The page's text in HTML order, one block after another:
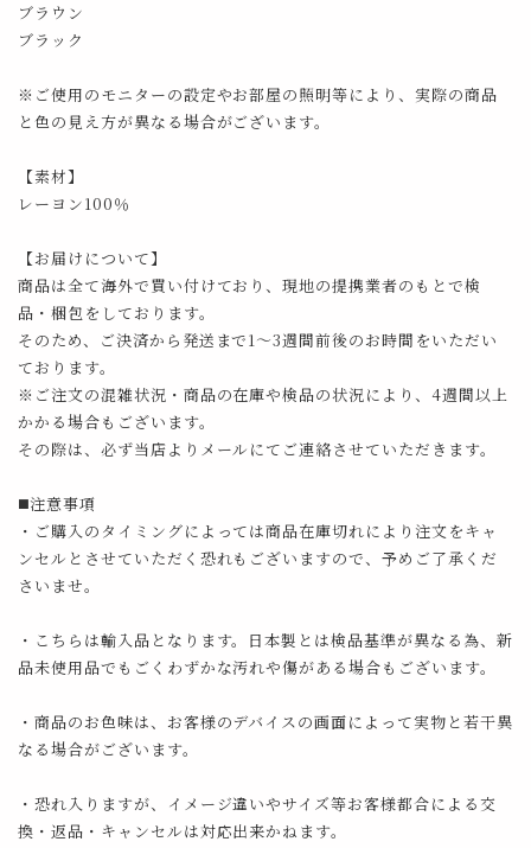
ブラウン
ブラック
※ご使用のモニターの設定やお部屋の照明等により、実際の商品
と色の見え方が異なる場合がございます。
【素材】
レーヨン100％
【お届けについて】
商品は全て海外で買い付けており、現地の提携業者のもとで検
品・梱包をしております。
そのため、ご決済から発送まで1～3週間前後のお時間をいただい
ております。
※ご注文の混雑状況・商品の在庫や検品の状況により、4週間以上
かかる場合もございます。
その際は、必ず当店よりメールにてご連絡させていただきます。
◼️注意事項
・ご購入のタイミングによっては商品在庫切れにより注文をキャ
ンセルとさせていただく恐れもございますので、予めご了承くだ
さいませ。
・こちらは輸入品となります。日本製とは検品基準が異なる為、新
品未使用品でもごくわずかな汚れや傷がある場合もございます。
・商品のお色味は、お客様のデバイスの画面によって実物と若干異
なる場合がございます。
・恐れ入りますが、イメージ違いやサイズ等お客様都合による交
換・返品・キャンセルは対応出来かねます。